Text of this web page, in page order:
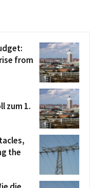
from
zum 1.
the